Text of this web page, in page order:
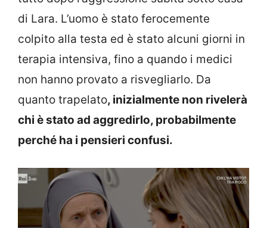
di Lara. L’uomo è stato ferocemente
colpito alla testa ed è stato alcuni giorni in
terapia intensiva, fino a quando i medici
non hanno provato a risvegliarlo. Da
quanto trapelato, inizialmente non rivelerà
chi è stato ad aggredirlo, probabilmente
perché ha i pensieri confusi.